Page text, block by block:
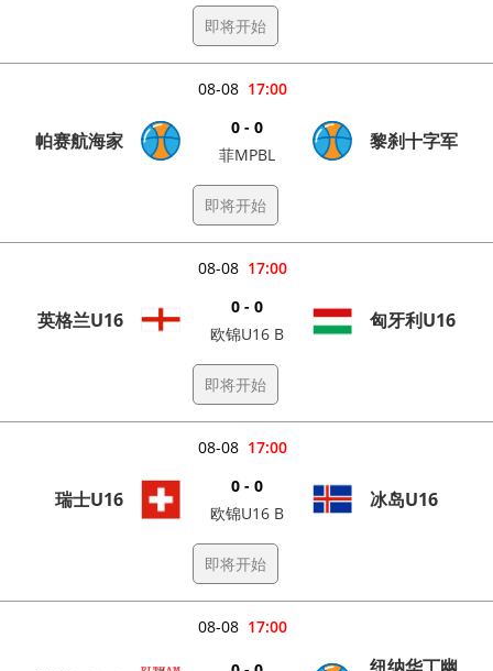
即将开始
17:00
08-08
帕赛航海家
0 - 0
菲MPBL
黎刹十字军
即将开始
17:00
08-08
英格兰U16
0 - 0
欧锦U16 B
匈牙利U16
即将开始
17:00
08-08
瑞士U16
0 - 0
欧锦U16 B
冰岛U16
即将开始
17:00
08-08